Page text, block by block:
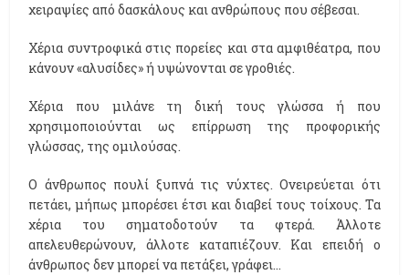
χειραψίες από δασκάλους και ανθρώπους που σέβεσαι.
Χέρια συντροφικά στις πορείες και στα αμφιθέατρα, που
κάνουν «αλυσίδες» ή υψώνονται σε γροθιές.
Χέρια που μιλάνε τη δική τους γλώσσα ή που
χρησιμοποιούνται ως επίρρωση της προφορικής
γλώσσας, της ομιλούσας.
Ο άνθρωπος πουλί ξυπνά τις νύχτες. Ονειρεύεται ότι
πετάει, μήπως μπορέσει έτσι και διαβεί τους τοίχους. Τα
χέρια του σηματοδοτούν τα φτερά. Άλλοτε
απελευθερώνουν, άλλοτε καταπιέζουν. Και επειδή ο
άνθρωπος δεν μπορεί να πετάξει, γράφει…